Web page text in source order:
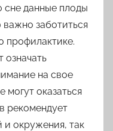
сне данные плоды
важно заботиться
профилактике.
означать
на свое
оказаться
рекомендует
и окружения, так